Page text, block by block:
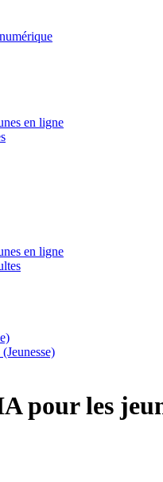
en ligne
en ligne
pour les